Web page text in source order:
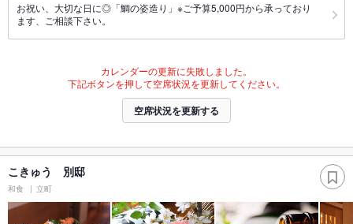
お祝い、大切な日に◎「鯛の姿造り」※ご予算5,000円から承っており
ます、ご相談下さい。
カレンダーの更新に失敗しました。
下記ボタンを押して空席状況を更新してください。
空席状況を更新する
こきゅう 別邸
和食 立町